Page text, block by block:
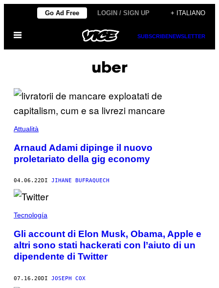
contenuto
Go Ad Free LOGIN / SIGN UP + ITALIANO
Apri
menu
SUBSCRIBENEWSLETTER
uber
Attualità
Arnaud Adami dipinge il nuovo
proletariato della gig economy
04.06.22DI JIHANE BUFRAQUECH
Tecnología
Gli account di Elon Musk, Obama, Apple e
altri sono stati hackerati con l’aiuto di un
dipendente di Twitter
07.16.20DI JOSEPH COX